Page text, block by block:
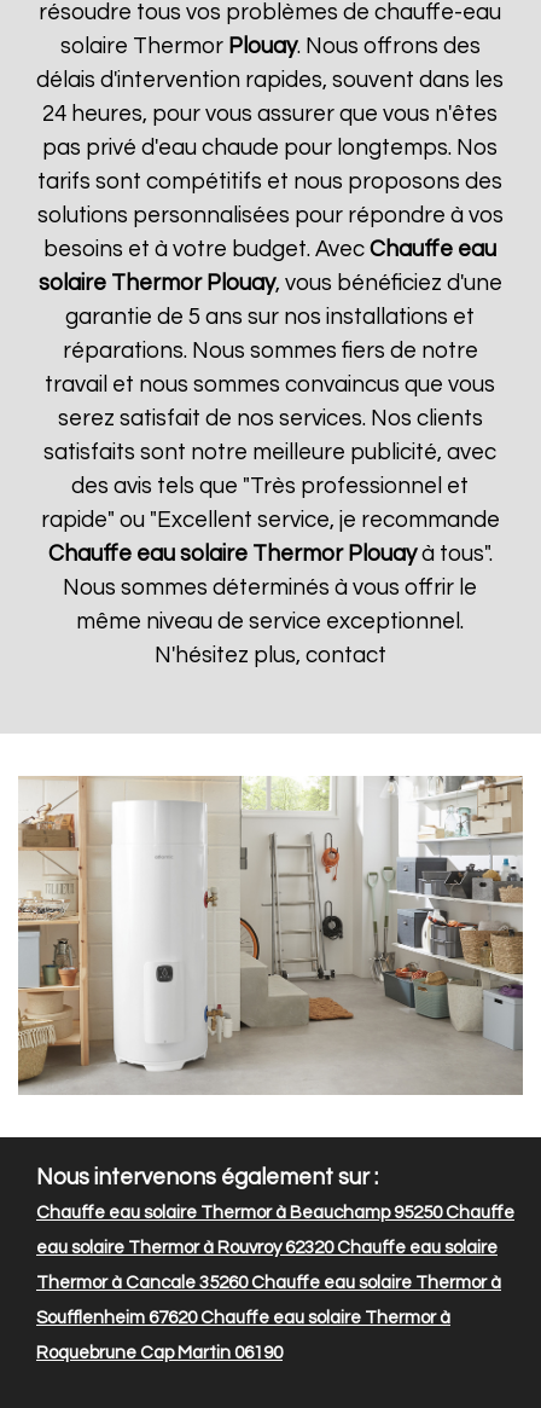
résoudre tous vos problèmes de chauffe-eau
solaire Thermor Plouay. Nous offrons des
délais d'intervention rapides, souvent dans les
24 heures, pour vous assurer que vous n'êtes
pas privé d'eau chaude pour longtemps. Nos
tarifs sont compétitifs et nous proposons des
solutions personnalisées pour répondre à vos
besoins et à votre budget. AvecChauffe eau
solaire Thermor Plouay, vous bénéficiez d'une
garantie de 5 ans sur nos installations et
réparations. Nous sommes fiers de notre
travail et nous sommes convaincus que vous
serez satisfait de nos services. Nos clients
satisfaits sont notre meilleure publicité, avec
des avis tels que "Très professionnel et
rapide" ou "Excellent service, je recommande
Chauffe eau solaire Thermor Plouayà tous".
Nous sommes déterminés à vous offrir le
même niveau de service exceptionnel.
N'hésitez plus, contact
Nous intervenons également sur :
Chauffe eau solaire Thermor à Beauchamp 95250Chauffe
eau solaire Thermor à Rouvroy 62320Chauffe eau solaire
Thermor à Cancale 35260Chauffe eau solaire Thermor à
Soufflenheim 67620Chauffe eau solaire Thermor à
Roquebrune Cap Martin 06190